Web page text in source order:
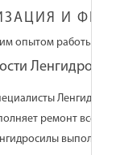
И
опытом работы в
ремонт всех